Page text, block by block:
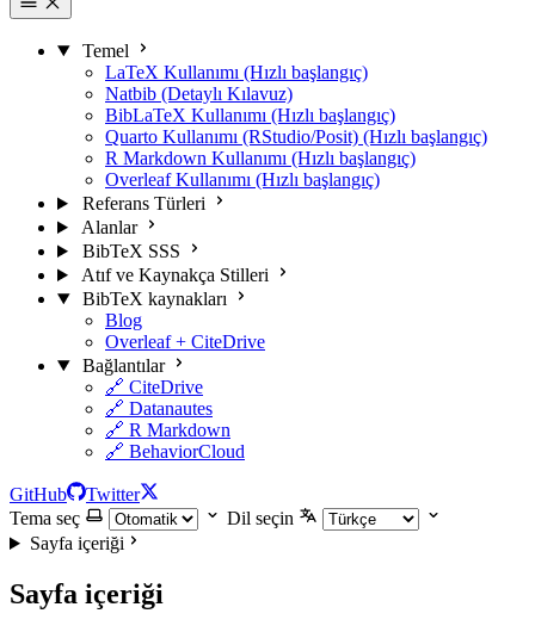
Temel
LaTeX Kullanımı (Hızlı başlangıç)
Natbib (Detaylı Kılavuz)
BibLaTeX Kullanımı (Hızlı başlangıç)
Quarto Kullanımı (RStudio/Posit) (Hızlı başlangıç)
R Markdown Kullanımı (Hızlı başlangıç)
Overleaf Kullanımı (Hızlı başlangıç)
Referans Türleri
Alanlar
BibTeX SSS
Atıf ve Kaynakça Stilleri
BibTeX kaynakları
Blog
Overleaf + CiteDrive
Bağlantılar
🔗 CiteDrive
🔗 Datanautes
🔗 R Markdown
🔗 BehaviorCloud
GitHub
Twitter
Tema seç
Dil seçin
Sayfa içeriği
Sayfa içeriği